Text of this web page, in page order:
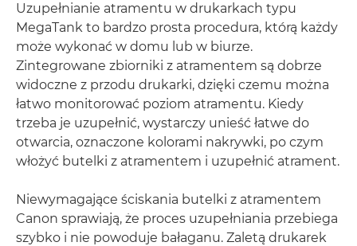
Uzupełnianie atramentu w drukarkach typu
MegaTank to bardzo prosta procedura, którą każdy
może wykonać w domu lub w biurze.
Zintegrowane zbiorniki z atramentem są dobrze
widoczne z przodu drukarki, dzięki czemu można
łatwo monitorować poziom atramentu. Kiedy
trzeba je uzupełnić, wystarczy unieść łatwe do
otwarcia, oznaczone kolorami nakrywki, po czym
włożyć butelki z atramentem i uzupełnić atrament.
Niewymagające ściskania butelki z atramentem
Canon sprawiają, że proces uzupełniania przebiega
szybko i nie powoduje bałaganu. Zaletą drukarek